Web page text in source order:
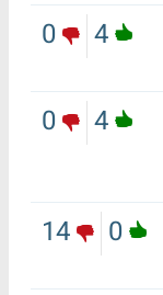
4
0
4
0
0
14